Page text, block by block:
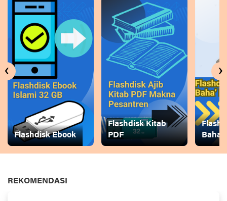
Flashdisk Ebook
Flashdisk Kitab
PDF
Baha
‹ ›
REKOMENDASI